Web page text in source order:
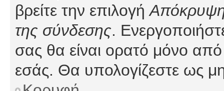
βρείτε την επιλογήΑπόκρυψη
της σύνδεσης.
σας θα είναι ορατό μόνο από
εσάς. Θα υπολογίζεστε ως